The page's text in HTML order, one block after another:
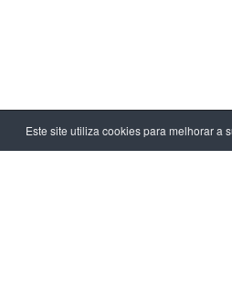
Este site utiliza cookies para melhorar a